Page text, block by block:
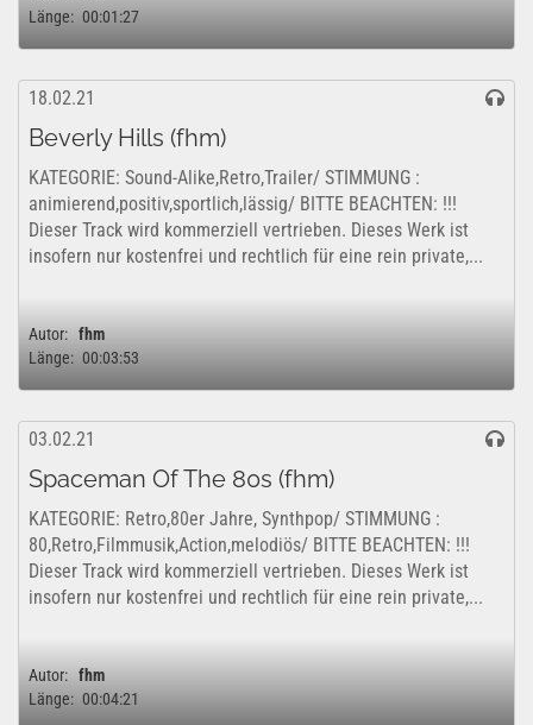
Länge: 00:01:27
18.02.21
Beverly Hills (fhm)
KATEGORIE: Sound-Alike,Retro,Trailer/ STIMMUNG :
animierend,positiv,sportlich,lässig/ BITTE BEACHTEN: !!!
Dieser Track wird kommerziell vertrieben. Dieses Werk ist
insofern nur kostenfrei und rechtlich für eine rein private,...
Autor: fhm
Länge: 00:03:53
03.02.21
Spaceman Of The 80s (fhm)
KATEGORIE: Retro,80er Jahre, Synthpop/ STIMMUNG :
80,Retro,Filmmusik,Action,melodiös/ BITTE BEACHTEN: !!!
Dieser Track wird kommerziell vertrieben. Dieses Werk ist
insofern nur kostenfrei und rechtlich für eine rein private,...
Autor: fhm
Länge: 00:04:21